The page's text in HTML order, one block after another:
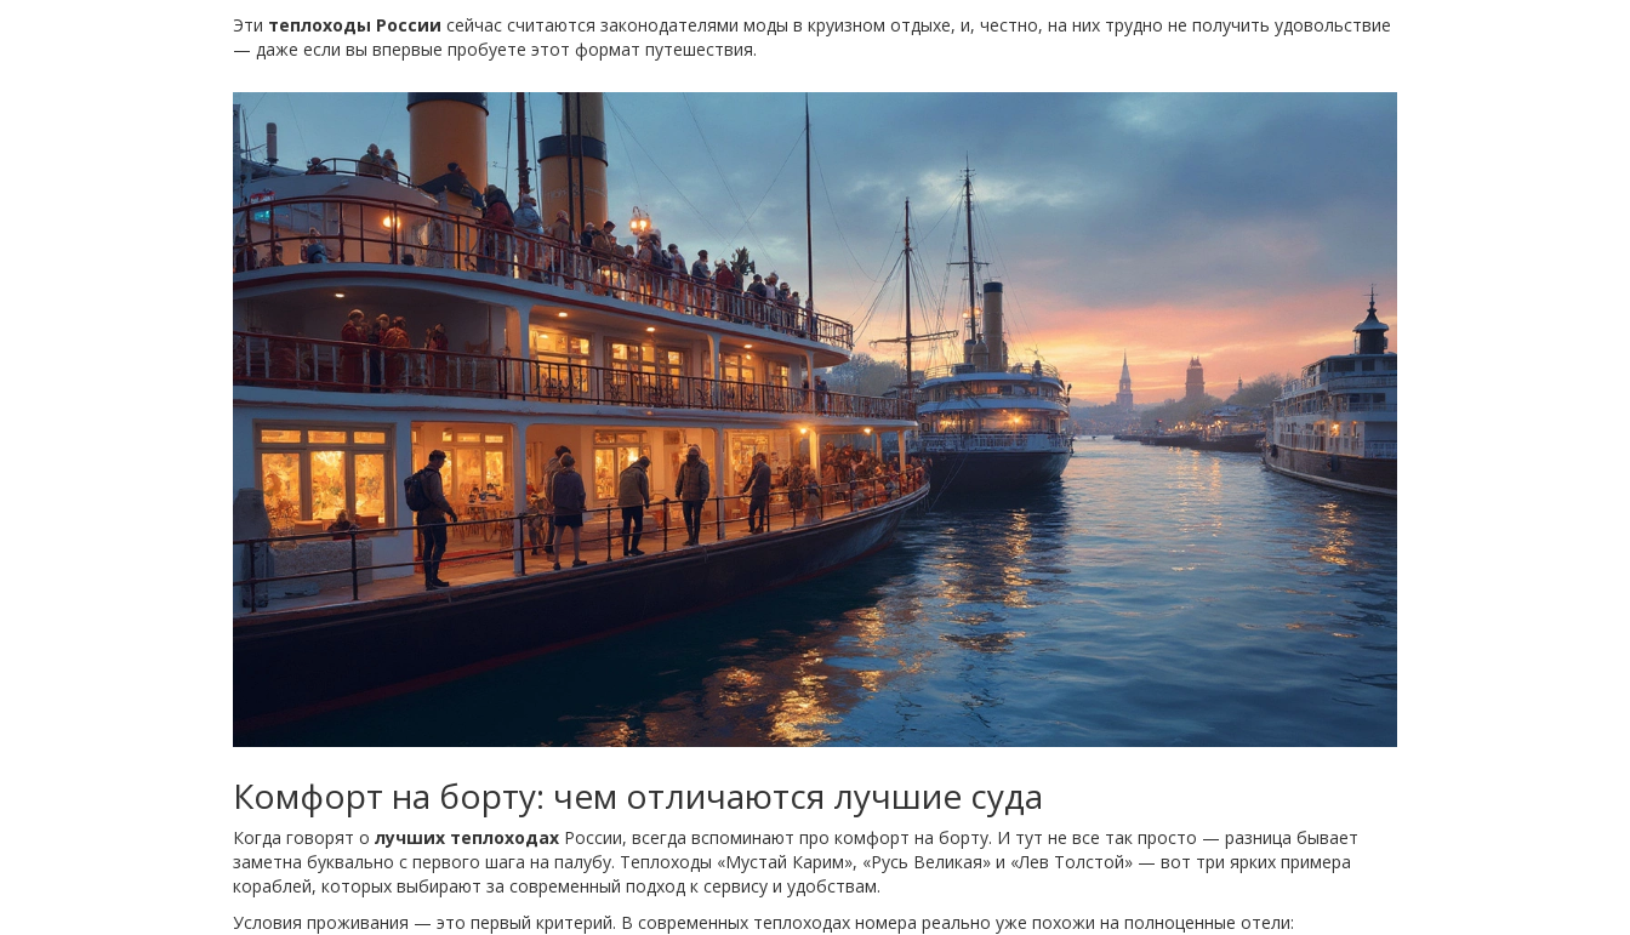
Эти теплоходы России сейчас считаются законодателями моды в круизном отдыхе, и, честно, на них трудно не получить удовольствие
— даже если вы впервые пробуете этот формат путешествия.
Комфорт на борту: чем отличаются лучшие суда
Когда говорят о лучших теплоходах России, всегда вспоминают про комфорт на борту. И тут не все так просто — разница бывает
заметна буквально с первого шага на палубу. Теплоходы «Мустай Карим», «Русь Великая» и «Лев Толстой» — вот три ярких примера
кораблей, которых выбирают за современный подход к сервису и удобствам.
Условия проживания — это первый критерий. В современных теплоходах номера реально уже похожи на полноценные отели: